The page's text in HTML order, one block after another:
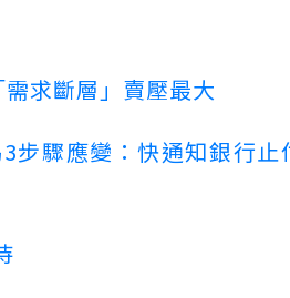
求斷層」賣壓最大
步驟應變：快通知銀行止